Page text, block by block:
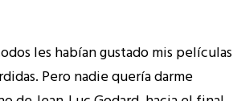
les habían gustado mis películas
Pero nadie quería darme